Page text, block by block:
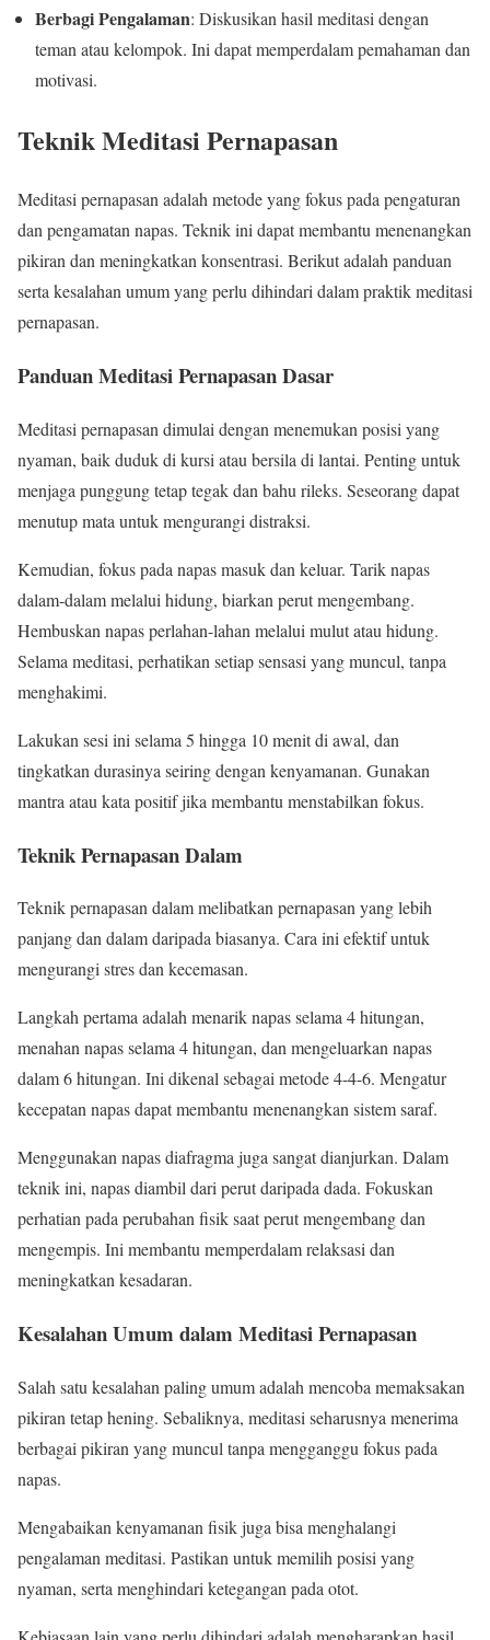
Berbagi Pengalaman: Diskusikan hasil meditasi dengan
teman atau kelompok. Ini dapat memperdalam pemahaman dan
motivasi.
Teknik Meditasi Pernapasan
Meditasi pernapasan adalah metode yang fokus pada pengaturan
dan pengamatan napas. Teknik ini dapat membantu menenangkan
pikiran dan meningkatkan konsentrasi. Berikut adalah panduan
serta kesalahan umum yang perlu dihindari dalam praktik meditasi
pernapasan.
Panduan Meditasi Pernapasan Dasar
Meditasi pernapasan dimulai dengan menemukan posisi yang
nyaman, baik duduk di kursi atau bersila di lantai. Penting untuk
menjaga punggung tetap tegak dan bahu rileks. Seseorang dapat
menutup mata untuk mengurangi distraksi.
Kemudian, fokus pada napas masuk dan keluar. Tarik napas
dalam-dalam melalui hidung, biarkan perut mengembang.
Hembuskan napas perlahan-lahan melalui mulut atau hidung.
Selama meditasi, perhatikan setiap sensasi yang muncul, tanpa
menghakimi.
Lakukan sesi ini selama 5 hingga 10 menit di awal, dan
tingkatkan durasinya seiring dengan kenyamanan. Gunakan
mantra atau kata positif jika membantu menstabilkan fokus.
Teknik Pernapasan Dalam
Teknik pernapasan dalam melibatkan pernapasan yang lebih
panjang dan dalam daripada biasanya. Cara ini efektif untuk
mengurangi stres dan kecemasan.
Langkah pertama adalah menarik napas selama 4 hitungan,
menahan napas selama 4 hitungan, dan mengeluarkan napas
dalam 6 hitungan. Ini dikenal sebagai metode 4-4-6. Mengatur
kecepatan napas dapat membantu menenangkan sistem saraf.
Menggunakan napas diafragma juga sangat dianjurkan. Dalam
teknik ini, napas diambil dari perut daripada dada. Fokuskan
perhatian pada perubahan fisik saat perut mengembang dan
mengempis. Ini membantu memperdalam relaksasi dan
meningkatkan kesadaran.
Kesalahan Umum dalam Meditasi Pernapasan
Salah satu kesalahan paling umum adalah mencoba memaksakan
pikiran tetap hening. Sebaliknya, meditasi seharusnya menerima
berbagai pikiran yang muncul tanpa mengganggu fokus pada
napas.
Mengabaikan kenyamanan fisik juga bisa menghalangi
pengalaman meditasi. Pastikan untuk memilih posisi yang
nyaman, serta menghindari ketegangan pada otot.